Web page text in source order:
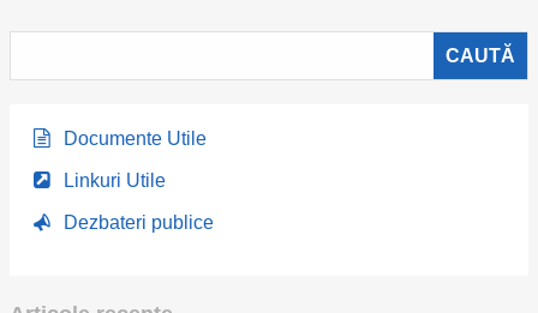
Documente Utile
Linkuri Utile
Dezbateri publice